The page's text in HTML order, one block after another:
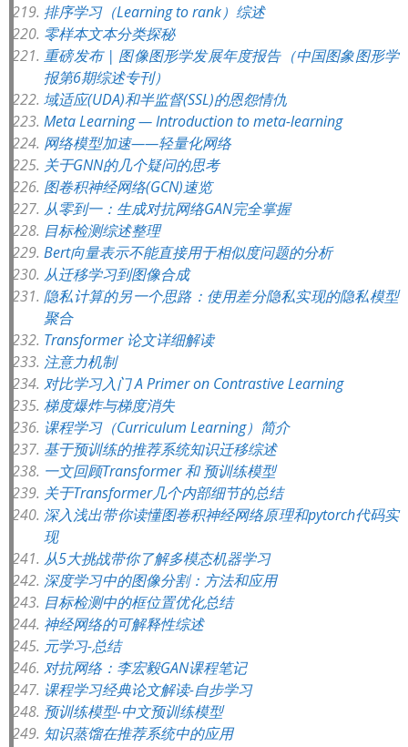
排序学习（Learning to rank）综述
零样本文本分类探秘
重磅发布 | 图像图形学发展年度报告（中国图象图形学
报第6期综述专刊）
域适应(UDA)和半监督(SSL)的恩怨情仇
Meta Learning — Introduction to meta-learning
网络模型加速——轻量化网络
关于GNN的几个疑问的思考
图卷积神经网络(GCN)速览
从零到一：生成对抗网络GAN完全掌握
目标检测综述整理
Bert向量表示不能直接用于相似度问题的分析
从迁移学习到图像合成
隐私计算的另一个思路：使用差分隐私实现的隐私模型
聚合
Transformer 论文详细解读
注意力机制
对比学习入门 A Primer on Contrastive Learning
梯度爆炸与梯度消失
课程学习（Curriculum Learning）简介
基于预训练的推荐系统知识迁移综述
一文回顾Transformer 和 预训练模型
关于Transformer几个内部细节的总结
深入浅出带你读懂图卷积神经网络原理和pytorch代码实
现
从5大挑战带你了解多模态机器学习
深度学习中的图像分割：方法和应用
目标检测中的框位置优化总结
神经网络的可解释性综述
元学习-总结
对抗网络：李宏毅GAN课程笔记
课程学习经典论文解读-自步学习
预训练模型-中文预训练模型
知识蒸馏在推荐系统中的应用